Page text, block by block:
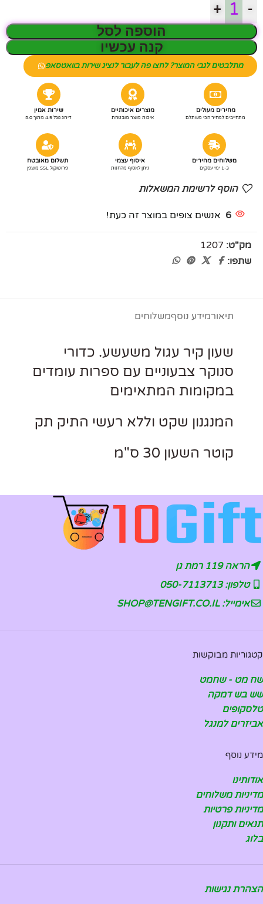
-
+
הוספה לסל
קנה עכשיו
מתלבטים לגבי המוצר? לחצו פה לעבור לנציג שירות בוואטסאפ
מחירים מעולים
מתחייבים למחיר הכי משתלם
מוצרים איכותיים
איכות מוצר מובטחת
שירות אמין
דירוג גוגל 4.9 מתוך 5.0
משלוחים מהירים
1-3 ימי עסקים
איסוף עצמי
ניתן לאסוף מהחנות
תשלום מאובטח
פרוטוקול SSL מוצפן
הוסף לרשימת המשאלות
6 אנשים צופים במוצר זה כעת!
מק"ט: 1207
שתפו:
תיאורמידע נוסףמשלוחים
שעון קיר עגול משעשע. כדורי
סנוקר צבעוניים עם ספרות עומדים
במקומות המתאימים
המנגנון שקט וללא רעשי התיק תק
קוטר השעון 30 ס"מ
הראה 119 רמת גן
טלפון: 050-7113713
אימייל: SHOP@TENGIFT.CO.IL
קטגוריות מבוקשות
שח מט - שחמט
שש בש דמקה
טלסקופים
אביזרים למנגל
מידע נוסף
אודותינו
מדיניות משלוחים
מדיניות פרטיות
תנאים ותקנון
בלוג
הצהרת נגישות